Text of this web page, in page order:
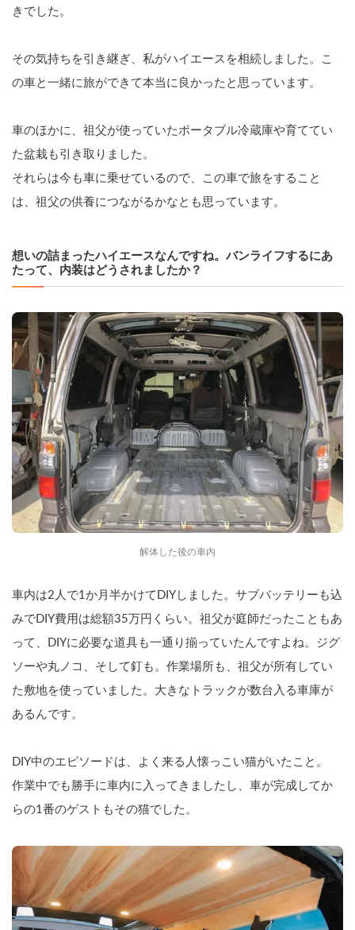
きでした。
その気持ちを引き継ぎ、私がハイエースを相続しました。こ
の車と一緒に旅ができて本当に良かったと思っています。
車のほかに、祖父が使っていたポータブル冷蔵庫や育ててい
た盆栽も引き取りました。
それらは今も車に乗せているので、この車で旅をすること
は、祖父の供養につながるかなとも思っています。
想いの詰まったハイエースなんですね。バンライフするにあ
たって、内装はどうされましたか？
解体した後の車内
車内は2人で1か月半かけてDIYしました。サブバッテリーも込
みでDIY費用は総額35万円くらい。祖父が庭師だったこともあ
って、DIYに必要な道具も一通り揃っていたんですよね。ジグ
ソーや丸ノコ、そして釘も。作業場所も、祖父が所有してい
た敷地を使っていました。大きなトラックが数台入る車庫が
あるんです。
DIY中のエピソードは、よく来る人懐っこい猫がいたこと。
作業中でも勝手に車内に入ってきましたし、車が完成してか
らの1番のゲストもその猫でした。